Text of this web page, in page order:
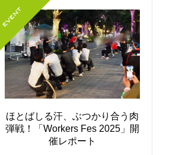
ほとばしる汗、ぶつかり合う肉
弾戦！「Workers Fes 2025」開
催レポート